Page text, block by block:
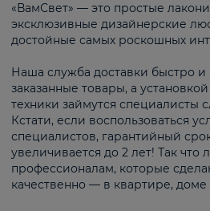
«ВамСвет» — это простые
эксклюзивные дизайнерские
достойные самых роскошных
Наша служба доставки быстро и
заказанные товары, а
техники займутся специалисты
Кстати, если воспользоваться
специалистов, гарантийный
увеличивается до 2 лет! Так что
профессионалам, которые
качественно — в квартире,